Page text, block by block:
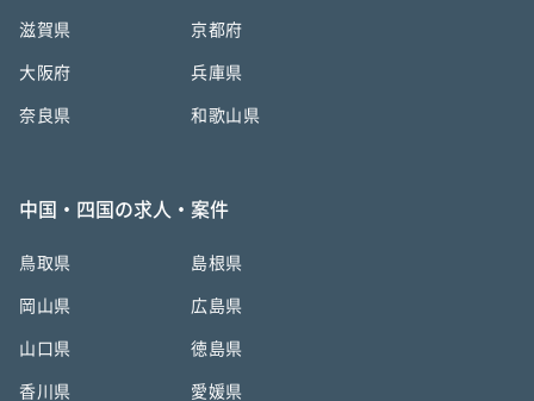
滋賀県 京都府
大阪府 兵庫県
奈良県 和歌山県
中国・四国の求人・案件
鳥取県 島根県
岡山県 広島県
山口県 徳島県
香川県 愛媛県